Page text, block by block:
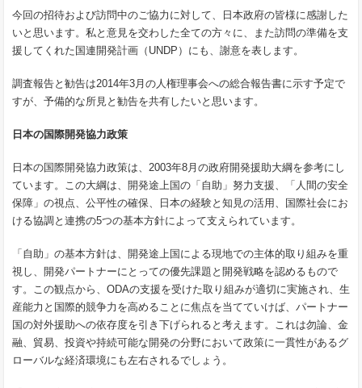
今回の招待および訪問中のご協力に対して、日本政府の皆様に感謝した
いと思います。私と意見を交わした全ての方々に、また訪問の準備を支
援してくれた国連開発計画（UNDP）にも、謝意を表します。
調査報告と勧告は2014年3月の人権理事会への総合報告書に示す予定で
すが、予備的な所見と勧告を共有したいと思います。
日本の国際開発協力政策
日本の国際開発協力政策は、2003年8月の政府開発援助大綱を参考にし
ています。この大綱は、開発途上国の「自助」努力支援、「人間の安全
保障」の視点、公平性の確保、日本の経験と知見の活用、国際社会にお
ける協調と連携の5つの基本方針によって支えられています。
「自助」の基本方針は、開発途上国による現地での主体的取り組みを重
視し、開発パートナーにとっての優先課題と開発戦略を認めるもので
す。この観点から、ODAの支援を受けた取り組みが適切に実施され、生
産能力と国際的競争力を高めることに焦点を当てていけば、パートナー
国の対外援助への依存度を引き下げられると考えます。これは勿論、金
融、貿易、投資や持続可能な開発の分野において政策に一貫性があるグ
ローバルな経済環境にも左右されるでしょう。